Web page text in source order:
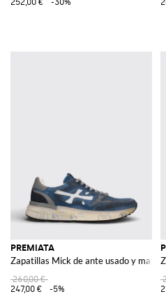
252,00 €
-30%
PREMIATA
Zapatillas Mick de ante usado y malla
260,00 €
247,00 €
-5%